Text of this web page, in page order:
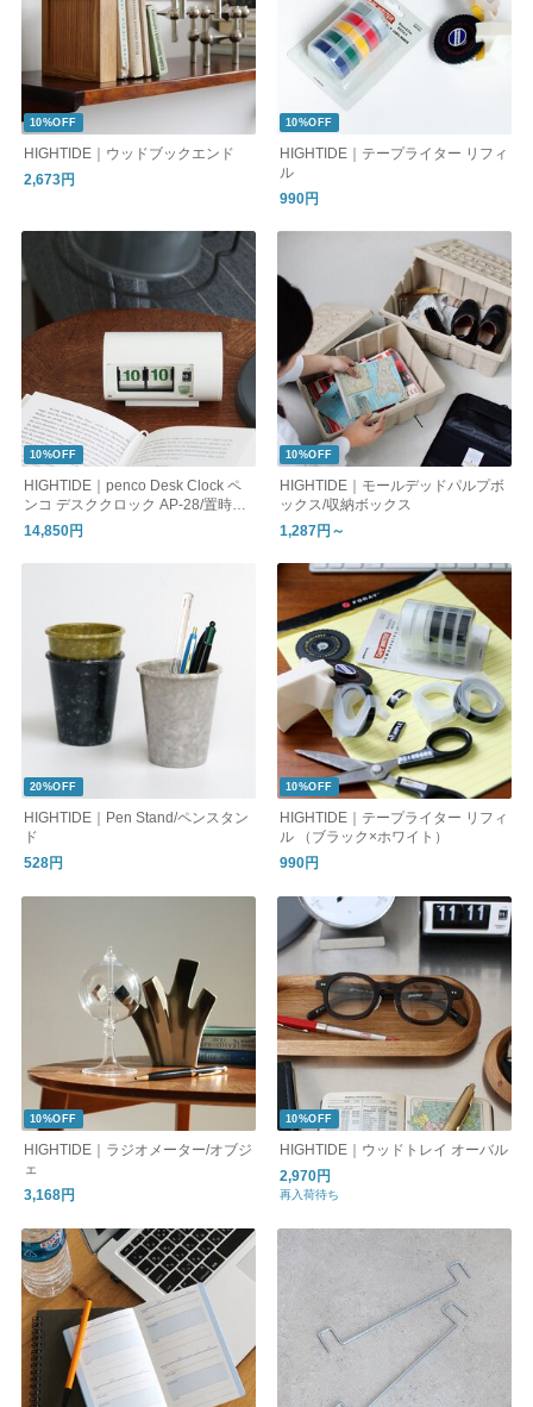
10%OFF
HIGHTIDE｜ウッドブックエンド
2,673円
10%OFF
HIGHTIDE｜テープライター リフィ
ル
990円
10%OFF
HIGHTIDE｜penco Desk Clock ペ
ンコ デスククロック AP-28/置時計
アラーム パタパタ
14,850円
10%OFF
HIGHTIDE｜モールデッドパルプボ
ックス/収納ボックス
1,287円～
20%OFF
HIGHTIDE｜Pen Stand/ペンスタン
ド
528円
10%OFF
HIGHTIDE｜テープライター リフィ
ル （ブラック×ホワイト）
990円
10%OFF
HIGHTIDE｜ラジオメーター/オブジ
ェ
3,168円
10%OFF
HIGHTIDE｜ウッドトレイ オーバル
2,970円
再入荷待ち